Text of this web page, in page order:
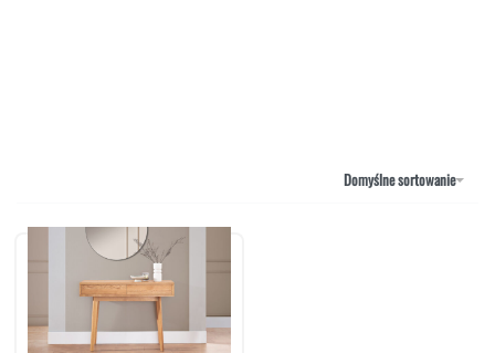
STOŁY
SZAFKI I KOMODY
Domyślne sortowanie